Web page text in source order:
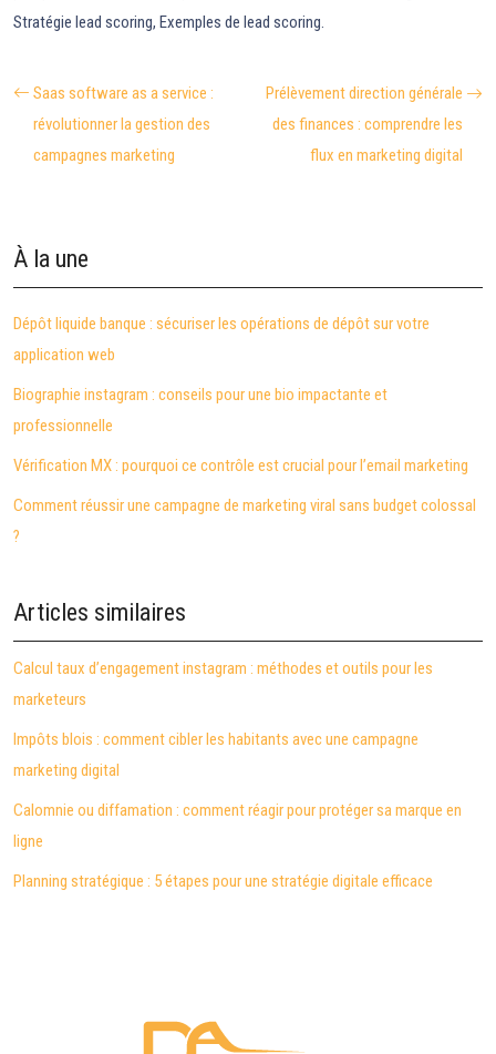
Stratégie lead scoring, Exemples de lead scoring.
Saas software as a service :
révolutionner la gestion des
campagnes marketing
Prélèvement direction générale
des finances : comprendre les
flux en marketing digital
À la une
Dépôt liquide banque : sécuriser les opérations de dépôt sur votre
application web
Biographie instagram : conseils pour une bio impactante et
professionnelle
Vérification MX : pourquoi ce contrôle est crucial pour l’email marketing
Comment réussir une campagne de marketing viral sans budget colossal
?
Articles similaires
Calcul taux d’engagement instagram : méthodes et outils pour les
marketeurs
Impôts blois : comment cibler les habitants avec une campagne
marketing digital
Calomnie ou diffamation : comment réagir pour protéger sa marque en
ligne
Planning stratégique : 5 étapes pour une stratégie digitale efficace